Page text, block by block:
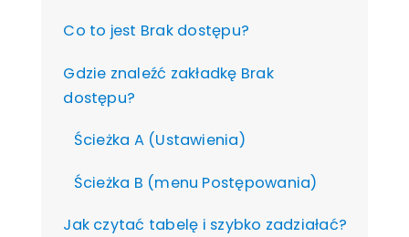
Co to jest Brak dostępu?
Gdzie znaleźć zakładkę Brak
dostępu?
Ścieżka A (Ustawienia)
Ścieżka B (menu Postępowania)
Jak czytać tabelę i szybko zadziałać?